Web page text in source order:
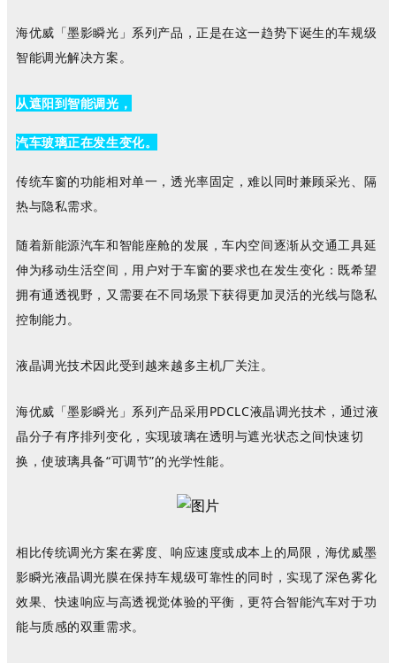
海优威「墨影瞬光」系列产品，正是在这一趋势下诞生的车规级
智能调光解决方案。
从遮阳到智能调光，
汽车玻璃正在发生变化。
传统车窗的功能相对单一，透光率固定，难以同时兼顾采光、隔
热与隐私需求。
随着新能源汽车和智能座舱的发展，车内空间逐渐从交通工具延
伸为移动生活空间，用户对于车窗的要求也在发生变化：既希望
拥有通透视野，又需要在不同场景下获得更加灵活的光线与隐私
控制能力。
液晶调光技术因此受到越来越多主机厂关注。
海优威「墨影瞬光」 系列产品采用PDCLC液晶调光技术，通过液
晶分子有序排列变化，实现玻璃在透明与遮光状态之间快速切
换，使玻璃具备“可调节”的光学性能。
相比传统调光方案在雾度、响应速度或成本上的局限， 海优威墨
影瞬光液晶调光膜在保持车规级可靠性的同时，实现了深色雾化
效果、快速响应与高透视觉体验的平衡，更符合智能汽车对于功
能与质感的双重需求。